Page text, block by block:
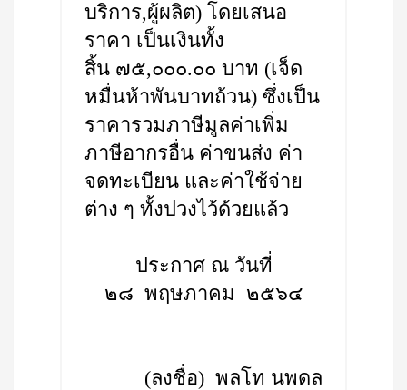
บริการ,ผู้ผลิต) โดยเสนอ
ราคา เป็นเงินทั้ง
สิ้น ๗๕,๐๐๐.๐๐ บาท (เจ็ด
หมื่นห้าพันบาทถ้วน) ซึ่งเป็น
ราคารวมภาษีมูลค่าเพิ่ม
ภาษีอากรอื่น ค่าขนส่ง ค่า
จดทะเบียน และค่าใช้จ่าย
ต่าง ๆ ทั้งปวงไว้ด้วยแล้ว
ประกาศ ณ วันที่
๒๘ พฤษภาคม ๒๕๖๔
(ลงชื่อ) พลโท นพดล